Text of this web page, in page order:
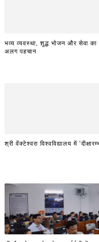
भव्य व्यवस्था, शुद्ध भोजन और सेवा
अलग पहचान
श्री वेंक्टेश्वरा विश्वविद्यालय में